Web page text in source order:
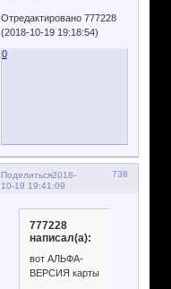
Отредактировано 777228
(2018-10-19 19:18:54)
0
Поделиться 738
2018-
10-19 19:41:09
777228
написал(а):
вот АЛЬФА-
ВЕРСИЯ карты